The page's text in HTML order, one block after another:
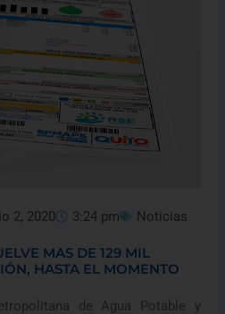
herramientas
2, 2020 3:24 pm Noticias
MAS DE 129 MIL
HASTA EL MOMENTO
de Agua Potable y